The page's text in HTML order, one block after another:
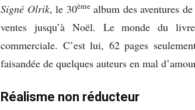
Signé Olrik, le 30èmealbum des aventures
ventes jusqu’à Noël. Le monde du
commerciale. C’est lui, 62 pages
faisandée de quelques auteurs en mal
Réalisme non réducteur